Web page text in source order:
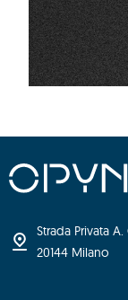
Strada Privata
20144 Milano